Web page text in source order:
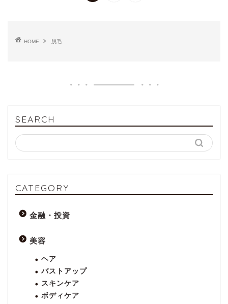
HOME 脱毛
SEARCH
CATEGORY
金融・投資
美容
ヘア
バストアップ
スキンケア
ボディケア